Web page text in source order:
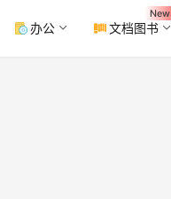
办公 文档图书
New